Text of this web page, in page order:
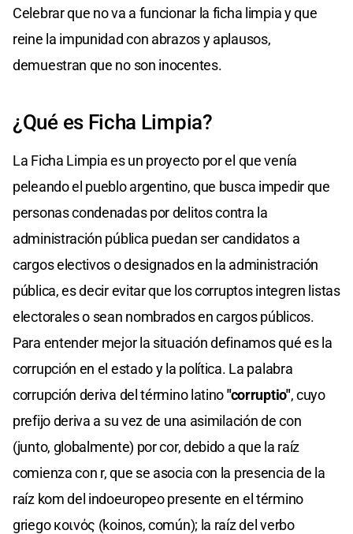
Celebrar que no va a funcionar la ficha limpia y que
reine la impunidad con abrazos y aplausos,
demuestran que no son inocentes.
¿Qué es Ficha Limpia?
La Ficha Limpia es un proyecto por el que venía
peleando el pueblo argentino, que busca impedir que
personas condenadas por delitos contra la
administración pública puedan ser candidatos a
cargos electivos o designados en la administración
pública, es decir evitar que los corruptos integren listas
electorales o sean nombrados en cargos públicos.
Para entender mejor la situación definamos qué es la
corrupción en el estado y la política. La palabra
corrupción deriva del término latino"corruptio", cuyo
prefijo deriva a su vez de una asimilación de con
(junto, globalmente) por cor, debido a que la raíz
comienza con r, que se asocia con la presencia de la
raíz kom del indoeuropeo presente en el término
griego κοινός (koinos, común); la raíz del verbo